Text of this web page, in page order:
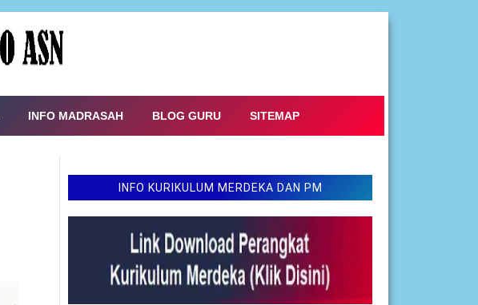
INFO MADRASAH BLOG GURU SITEMAP
INFO KURIKULUM MERDEKA DAN PM